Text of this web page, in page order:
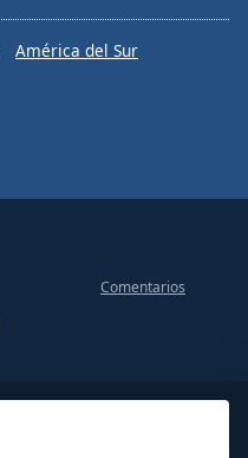
América del Sur
Comentarios